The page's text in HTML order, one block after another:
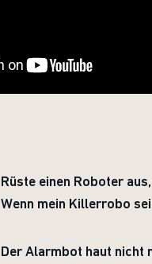
Rüste einen Roboter
Wenn mein Killerrobo
Der Alarmbot haut nicht